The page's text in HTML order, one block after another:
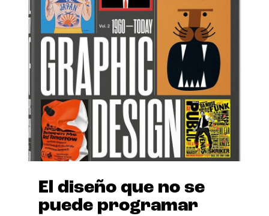
El diseño que no se
puede programar